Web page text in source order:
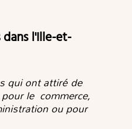
qui ont attiré de
le commerce,
ou pour